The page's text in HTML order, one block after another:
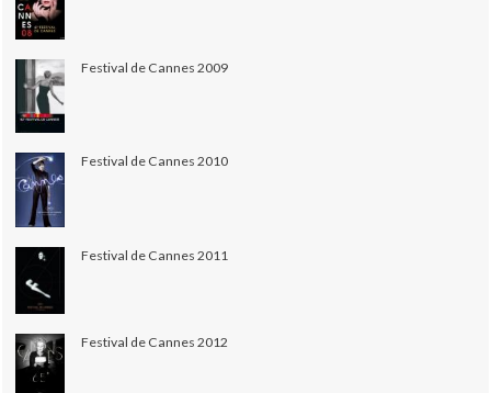
Festival de Cannes 2009
Festival de Cannes 2010
Festival de Cannes 2011
Festival de Cannes 2012